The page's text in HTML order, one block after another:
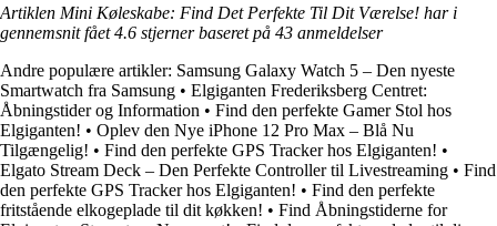
Artiklen Mini Køleskabe: Find Det Perfekte Til Dit Værelse! har i
gennemsnit fået4.6 stjerner baseret på 43 anmeldelser
Andre populære artikler: Samsung Galaxy Watch 5 – Den nyeste
Smartwatch fra Samsung • Elgiganten Frederiksberg Centret:
Åbningstider og Information • Find den perfekte Gamer Stol hos
Elgiganten! • Oplev den Nye iPhone 12 Pro Max – Blå Nu
Tilgængelig! • Find den perfekte GPS Tracker hos Elgiganten! •
Elgato Stream Deck – Den Perfekte Controller til Livestreaming • Find
den perfekte GPS Tracker hos Elgiganten! • Find den perfekte
fritstående elkogeplade til dit køkken! • Find Åbningstiderne for